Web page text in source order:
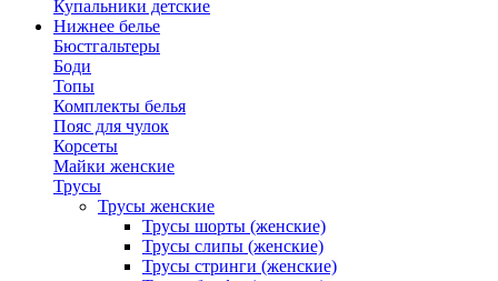
Купальники детские
Нижнее белье
Бюстгальтеры
Боди
Топы
Комплекты белья
Пояс для чулок
Корсеты
Майки женские
Трусы
Трусы женские
Трусы шорты (женские)
Трусы слипы (женские)
Трусы стринги (женские)